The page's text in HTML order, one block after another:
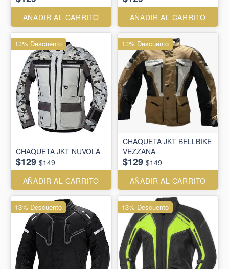
AÑADIR AL CARRITO AÑADIR AL CARRITO
CHAQUETA JKT NUVOLA
$129 $149
AÑADIR AL CARRITO
13% Descuento
CHAQUETA JKT BELLBIKE
VEZZANA
$129 $149
AÑADIR AL CARRITO
13% Descuento
13% Descuento 13% Descuento